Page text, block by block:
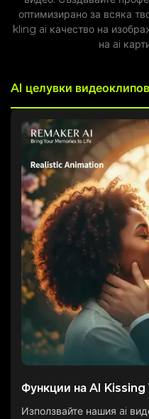
оптимизирано за всяка
kling ai качество на
на ai
AI целувки
Функции на AI
Използвайте нашия ai